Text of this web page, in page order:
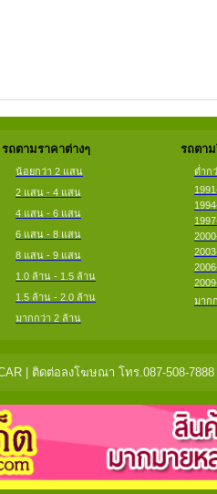
รถตามราคาต่างๆ
น้อยกว่า 2 แสน
2 แสน - 4 แสน
4 แสน - 6 แสน
6 แสน - 8 แสน
8 แสน - 9 แสน
1.0 ล้าน - 1.5 ล้าน
1.5 ล้าน - 2.0 ล้าน
มากกว่า 2 ล้าน
รถตา
ต่ำก
มาก
| ติดต่อลงโฆษณา โทร.087-508-